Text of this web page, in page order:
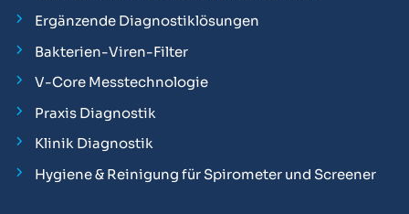
Ergänzende Diagnostiklösungen
Bakterien-Viren-Filter
V-Core Messtechnologie
Praxis Diagnostik
Klinik Diagnostik
Hygiene & Reinigung für Spirometer und Screener